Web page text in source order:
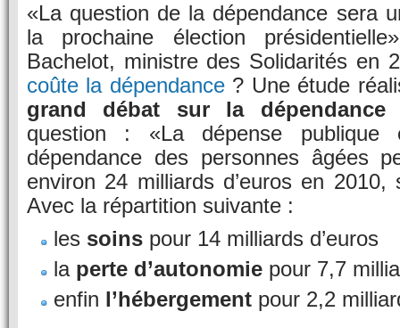
«La question de la dépendance sera
la prochaine élection
Bachelot, ministre des Solidarités en
coûte la dépendance? Une étude
grand débat sur la dépendance
question : «La dépense publique
dépendance des personnes âgées
environ 24 milliards d’euros en
Avec la répartition suivante :
les soins pour 14 milliards d’euros
la perte d’autonomie pour 7,7
enfin l’hébergement pour 2,2